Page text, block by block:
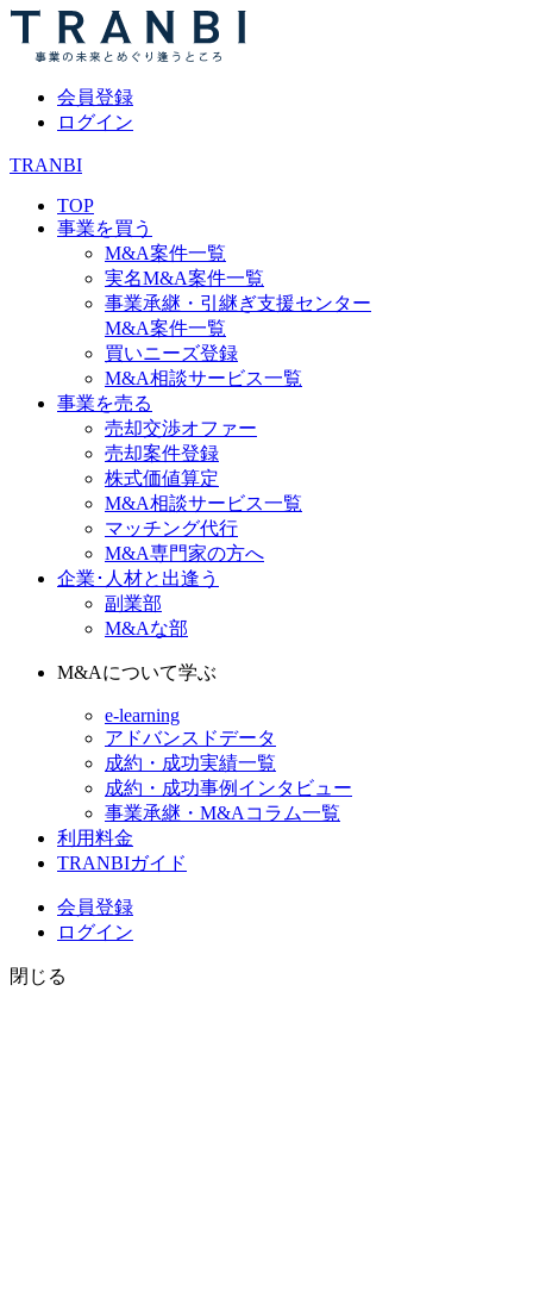
会員登録
ログイン
TRANBI
TOP
事業を買う
M&A案件一覧
実名M&A案件一覧
事業承継・引継ぎ支援センター
M&A案件一覧
買いニーズ登録
M&A相談サービス一覧
事業を売る
売却交渉オファー
売却案件登録
株式価値算定
M&A相談サービス一覧
マッチング代行
M&A専門家の方へ
企業･人材と出逢う
副業部
M&Aな部
M&Aについて学ぶ
e-learning
アドバンスドデータ
成約・成功実績一覧
成約・成功事例インタビュー
事業承継・M&Aコラム一覧
利用料金
TRANBIガイド
会員登録
ログイン
閉じる